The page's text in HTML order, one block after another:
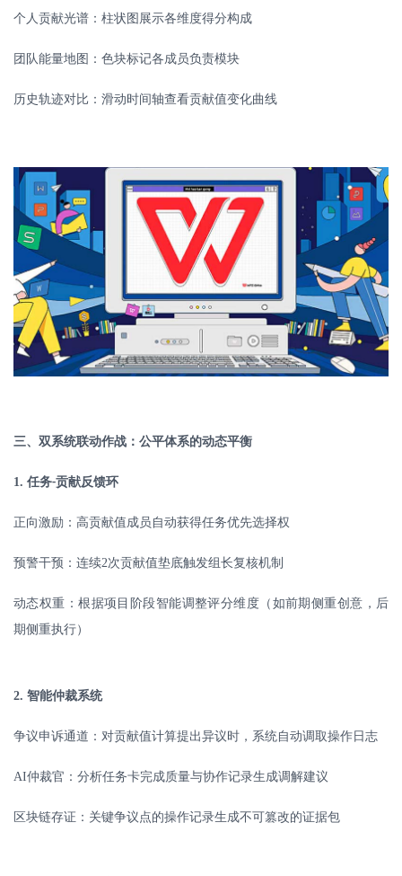
个人贡献光谱：柱状图展示各维度得分构成
团队能量地图：色块标记各成员负责模块
历史轨迹对比：滑动时间轴查看贡献值变化曲线
三、双系统联动作战：公平体系的动态平衡
1. 任务-贡献反馈环
正向激励：高贡献值成员自动获得任务优先选择权
预警干预：连续2次贡献值垫底触发组长复核机制
动态权重：根据项目阶段智能调整评分维度（如前期侧重创意，后
期侧重执行）
2. 智能仲裁系统
争议申诉通道：对贡献值计算提出异议时，系统自动调取操作日志
AI仲裁官：分析任务卡完成质量与协作记录生成调解建议
区块链存证：关键争议点的操作记录生成不可篡改的证据包